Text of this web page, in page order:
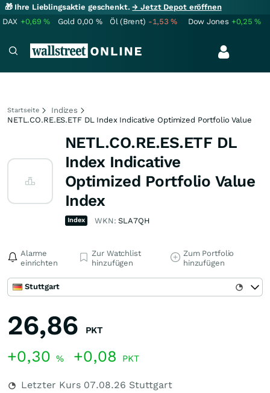
🎁 Ihre Lieblingsaktie geschenkt.→ Jetzt Depot eröffnen
DAX +0,69% Gold 0,00 % Öl (Brent) -1,53% Dow Jones +0,25%
Startseite
Indizes
NETL.CO.RE.ES.ETF DL Index Indicative Optimized Portfolio Value
NETL.CO.RE.ES.ETF DL
Index Indicative
Optimized Portfolio Value
Index
Index WKN:SLA7QH
Alarme
einrichten
Zur Watchlist
hinzufügen
Zum Portfolio
hinzufügen
Stuttgart
26,86 PKT
+0,30 % +0,08 PKT
Letzter Kurs 07.08.26 Stuttgart